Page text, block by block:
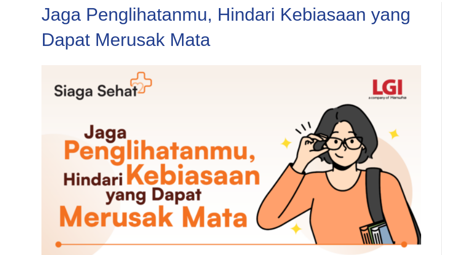
Jaga Penglihatanmu, Hindari Kebiasaan yang
Dapat Merusak Mata